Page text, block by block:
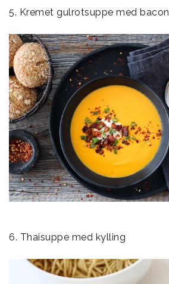
5. Kremet gulrotsuppe med bacon
6. Thaisuppe med kylling